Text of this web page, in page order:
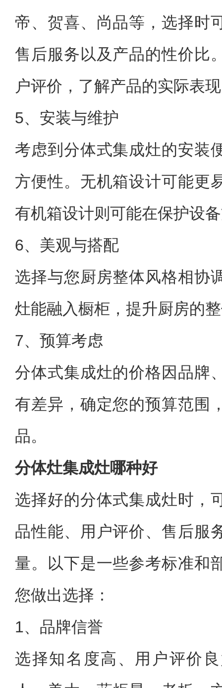
帝、贺喜、尚品等，选择时
售后服务以及产品的性价比
户评价，了解产品的实际表
5、安装与维护
考虑到分体式集成灶的安装
方便性。无机箱设计可能更
有机箱设计则可能在保护设
6、美观与搭配
选择与您厨房整体风格相协
灶能融入橱柜，提升厨房的
7、预算考虑
分体式集成灶的价格因品牌
有差异，确定您的预算范围
品。
分体灶集成灶哪种好
选择好的分体式集成灶时，
品性能、用户评价、售后服
量。以下是一些参考标准和
您做出选择：
1、品牌信誉
选择知名度高、用户评价